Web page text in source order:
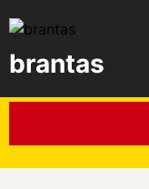
brantas